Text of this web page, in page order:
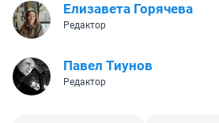
Елизавета Горячева
Редактор
Павел Тиунов
Редактор